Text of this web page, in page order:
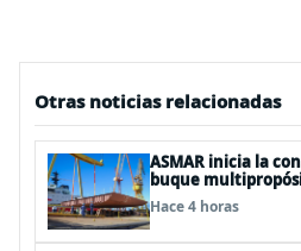
Otras noticias relacionadas
ASMAR inicia la
buque
Hace 4 horas